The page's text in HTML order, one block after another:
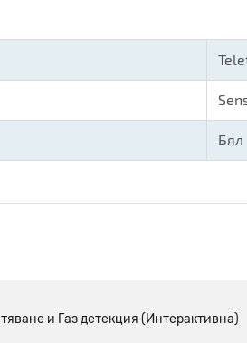
Бял
и Газ детекция (Интерактивна)